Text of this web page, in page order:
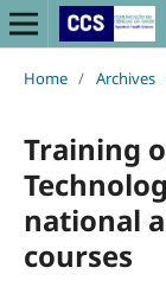
Home / Archives
Training
national
courses